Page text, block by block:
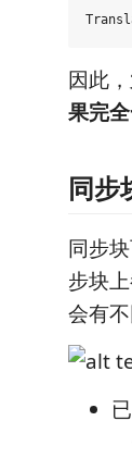
因此，
果完
同步
同步
步块
会有